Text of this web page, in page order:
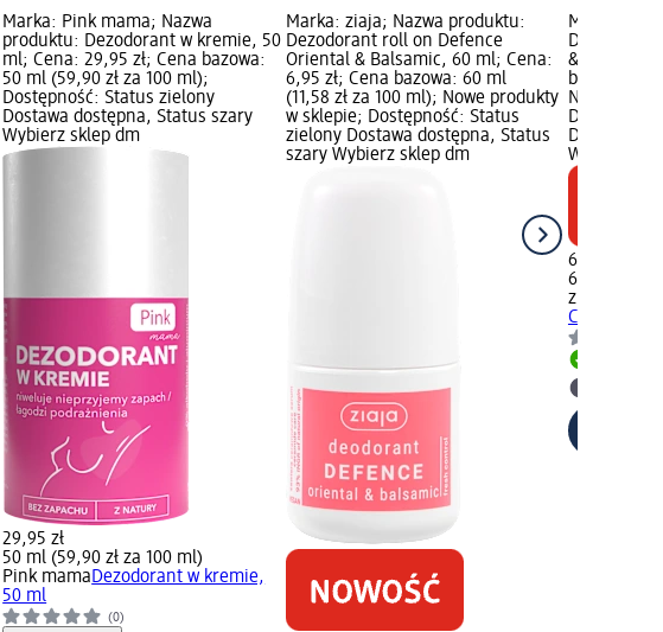
Marka: Pink mama; Nazwa
produktu: Dezodorant w kremie, 50
ml; Cena: 29,95 zł; Cena bazowa:
50 ml (59,90 zł za 100 ml);
Dostępność: Status zielony
Dostawa dostępna, Status szary
Wybierz sklep dm
29,95 zł
50 ml (59,90 zł za 100 ml)
Pink mamaDezodorant w kremie,
50 ml
(0)
Marka: ziaja; Nazwa produktu:
Dezodorant roll on Defence
Oriental & Balsamic, 60 ml; Cena:
6,95 zł; Cena bazowa: 60 ml
(11,58 zł za 100 ml); Nowe produkty
w sklepie; Dostępność: Status
zielony Dostawa dostępna, Status
szary Wybierz sklep dm
Marka:
& Spicy, 60
bazowa: 60
Nowe
Dostawa
Wybierz
6,95 zł
60 ml
ziaja
Citrus &